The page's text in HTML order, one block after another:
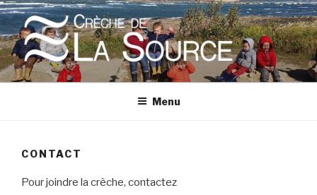
Aller
au
contenu
principal
CRÈCHE DE LA SOURCE
Une micro-crèche à Fort-Bloqué, Ploemeur, Bretagne
Menu
CONTACT
Pour joindre la crèche, contactez